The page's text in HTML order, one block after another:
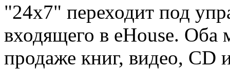
"24x7" переходит под
входящего в eHouse. Оба
продаже книг, видео, CD